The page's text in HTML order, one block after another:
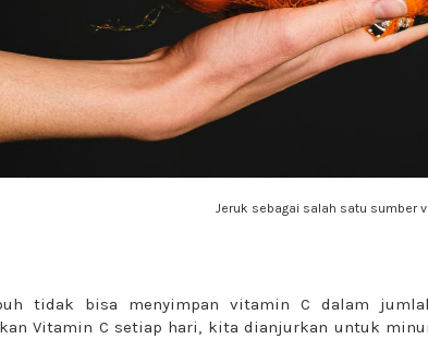
Jeruk sebagai salah satu sumber
tidak bisa menyimpan vitamin C dalam
Vitamin C setiap hari, kita dianjurkan untuk